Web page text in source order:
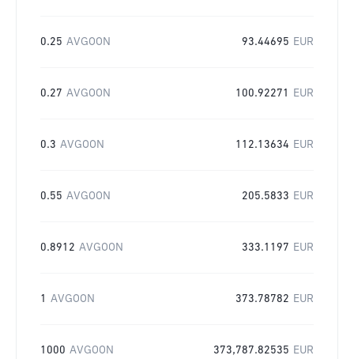
0.25 AVGOON 93.44695 EUR
0.27 AVGOON 100.92271 EUR
0.3 AVGOON 112.13634 EUR
0.55 AVGOON 205.5833 EUR
0.8912 AVGOON 333.1197 EUR
1 AVGOON 373.78782 EUR
1000 AVGOON 373,787.82535 EUR